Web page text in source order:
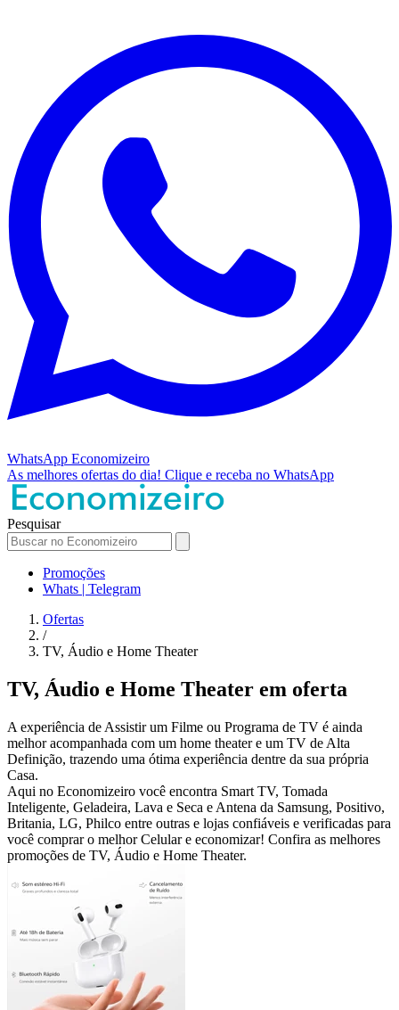
WhatsApp Economizeiro
As melhores ofertas do dia! Clique e receba no WhatsApp
Pesquisar
Promoções
Whats | Telegram
Ofertas
/
TV, Áudio e Home Theater
TV, Áudio e Home Theater em oferta
A experiência de Assistir um Filme ou Programa de TV é ainda
melhor acompanhada com um home theater e um TV de Alta
Definição, trazendo uma ótima experiência dentre da sua própria
Casa.
Aqui no Economizeiro você encontra Smart TV, Tomada
Inteligente, Geladeira, Lava e Seca e Antena da Samsung, Positivo,
Britania, LG, Philco entre outras e lojas confiáveis e verificadas para
você comprar o melhor Celular e economizar! Confira as melhores
promoções de TV, Áudio e Home Theater.